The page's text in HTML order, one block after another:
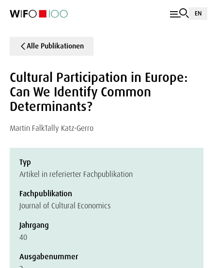
EN
Alle Publikationen
Cultural Participation in Europe:
Can We Identify Common
Determinants?
Martin FalkTally Katz-Gerro
Typ
Artikel in referierter Fachpublikation
Fachpublikation
Journal of Cultural Economics
Jahrgang
40
Ausgabenummer